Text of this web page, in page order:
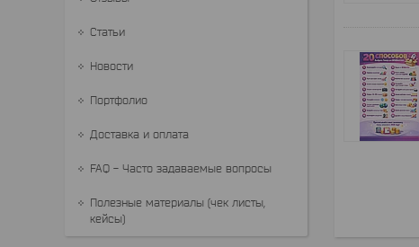
Статьи
Новости
Портфолио
Доставка и оплата
FAQ - Часто задаваемые вопросы
Полезные материалы (чек листы,
кейсы)